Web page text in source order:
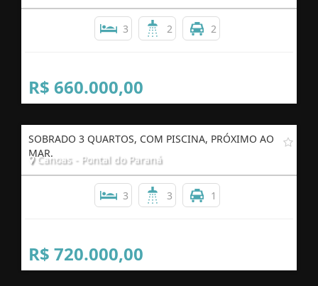
3 2 2
R$ 660.000,00
SOBRADO 3 QUARTOS, COM PISCINA, PRÓXIMO AO
MAR.
Canoas - Pontal do Paraná
3 3 1
R$ 720.000,00